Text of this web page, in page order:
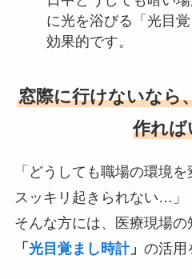
に光を浴びる「光目
効果的です。
窓際に行けないなら
作れば
「どうしても職場の環境
スッキリ起きられない…」
そんな方には、医療現場
「 光目覚まし時計」 の活用